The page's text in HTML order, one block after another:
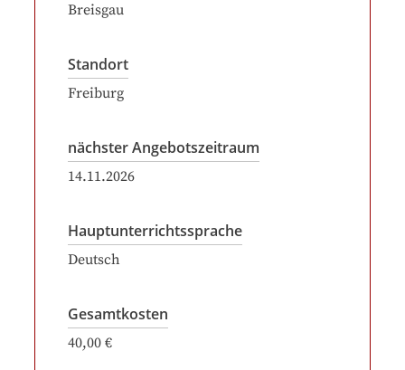
Breisgau
Standort
Freiburg
nächster Angebotszeitraum
14.11.2026
Hauptunterrichtssprache
Deutsch
Gesamtkosten
40,00 €